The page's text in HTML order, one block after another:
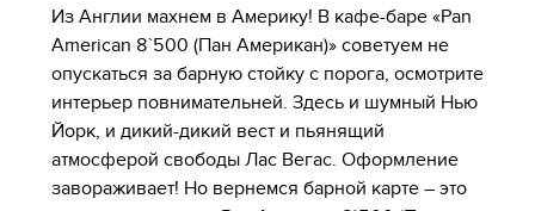
Из Англии махнем в Америку! В кафе-баре «Pan
American 8`500 (Пан Американ)» советуем не
опускаться за барную стойку с порога, осмотрите
интерьер повнимательней. Здесь и шумный Нью
Йорк, и дикий-дикий вест и пьянящий
атмосферой свободы Лас Вегас. Оформление
завораживает! Но вернемся барной карте – это